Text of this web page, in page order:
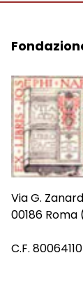
Via G.
00186 Roma
C.F.